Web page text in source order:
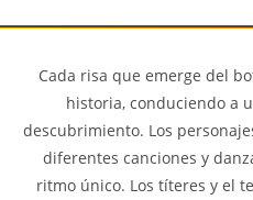
Cada risa que emerge del
historia, conduciendo a
descubrimiento. Los
diferentes canciones y
ritmo único. Los títeres y el